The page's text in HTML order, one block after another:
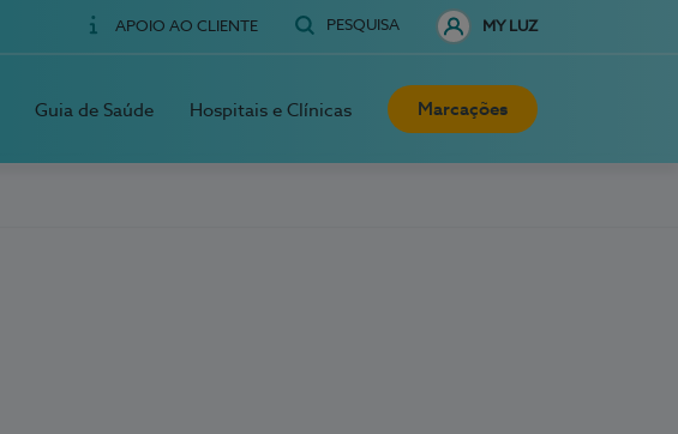
APOIO AO CLIENTE PESQUISA MY LUZ
Guia de Saúde Hospitais e Clínicas Marcações